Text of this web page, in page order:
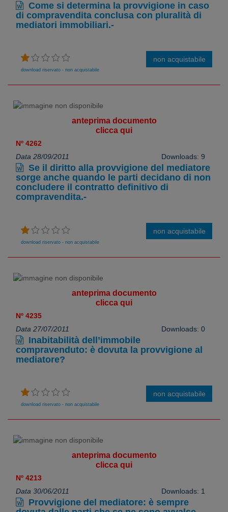
Come si determina la provvigione in caso
di compravendita conclusa con pluralità di
mediatori immobiliari.-
download riservato - non acquistabile
non acquistabile
anteprima documento
clicca qui
Nº 4262
Data 28/09/2011
Downloads: 9
Se il diritto alla provvigione del mediatore
sorge anche quando le parti decidano di non
concludere il contratto definitivo di
compravendita.-
download riservato - non acquistabile
non acquistabile
anteprima documento
clicca qui
Nº 4235
Data 27/07/2011
Downloads: 0
Inabitabilità dell’immobile
compravenduto: è dovuta la provvigione al
mediatore?
download riservato - non acquistabile
non acquistabile
anteprima documento
clicca qui
Nº 4213
Data 30/06/2011
Downloads: 1
Provvigione del mediatore: è sempre